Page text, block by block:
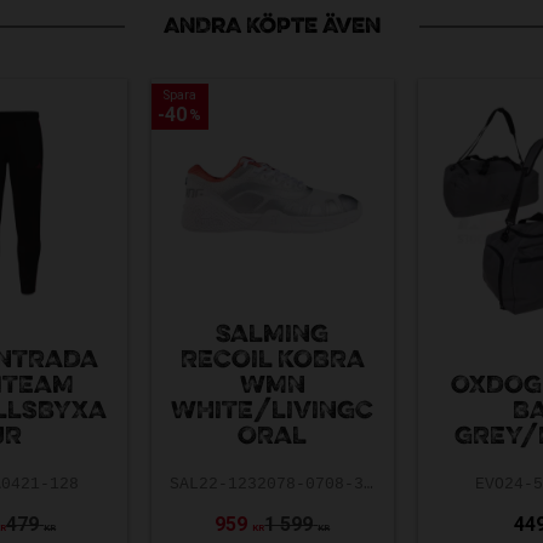
ANDRA KÖPTE ÄVEN
479 KR
Spara
40 %
SALMING
RECOIL KOBRA
WMN
WHITE/LIVINGC
ORAL
959 KR1 599 KR
Spara
40 %
GREY/